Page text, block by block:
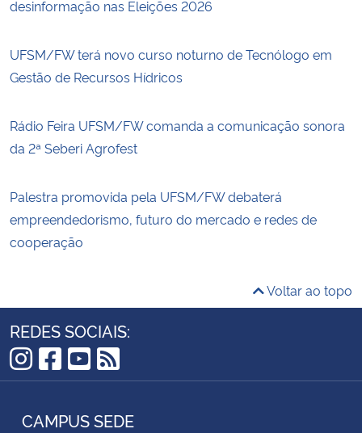
desinformação nas Eleições 2026
UFSM/FW terá novo curso noturno de Tecnólogo em
Gestão de Recursos Hídricos
Rádio Feira UFSM/FW comanda a comunicação sonora
da 2ª Seberi Agrofest
Palestra promovida pela UFSM/FW debaterá
empreendedorismo, futuro do mercado e redes de
cooperação
Voltar ao topo
REDES SOCIAIS:
Instagram
Facebook
YouTube
RSS
CAMPUS SEDE